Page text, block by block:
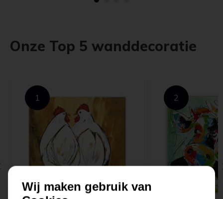
Onze Top 5 wanddecoratie
1 2
Wij maken gebruik van